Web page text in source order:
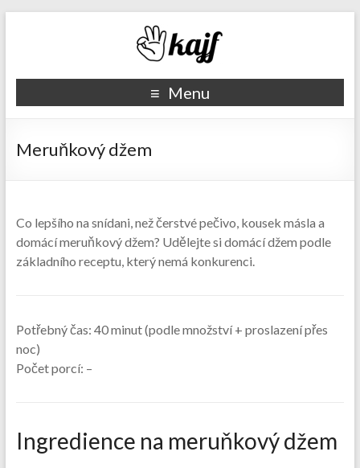
Recepty kajf.cz
Menu
Meruňkový džem
Co lepšího na snídani, než čerstvé pečivo, kousek másla a
domácí meruňkový džem? Udělejte si domácí džem podle
základního receptu, který nemá konkurenci.
Potřebný čas: 40 minut (podle množství + proslazení přes
noc)
Počet porcí: –
Ingredience na meruňkový džem